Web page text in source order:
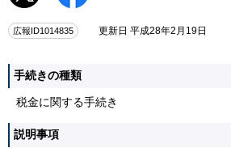
広報ID1014835 更新日 平成28年2月19日
手続きの種類
税金に関する手続き
説明事項